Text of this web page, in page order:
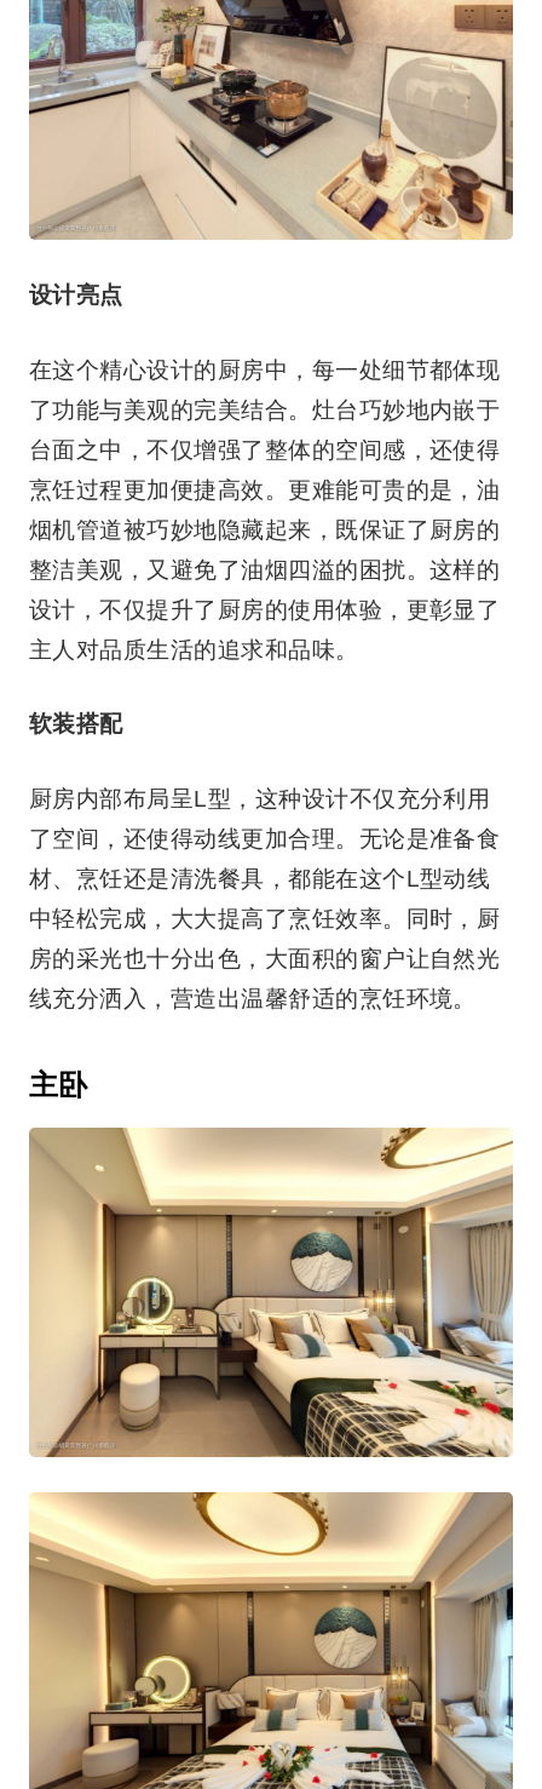
设计亮点
在这个精心设计的厨房中，每一处细节都体现
了功能与美观的完美结合。灶台巧妙地内嵌于
台面之中，不仅增强了整体的空间感，还使得
烹饪过程更加便捷高效。更难能可贵的是，油
烟机管道被巧妙地隐藏起来，既保证了厨房的
整洁美观，又避免了油烟四溢的困扰。这样的
设计，不仅提升了厨房的使用体验，更彰显了
主人对品质生活的追求和品味。
软装搭配
厨房内部布局呈L型，这种设计不仅充分利用
了空间，还使得动线更加合理。无论是准备食
材、烹饪还是清洗餐具，都能在这个L型动线
中轻松完成，大大提高了烹饪效率。同时，厨
房的采光也十分出色，大面积的窗户让自然光
线充分洒入，营造出温馨舒适的烹饪环境。
主卧